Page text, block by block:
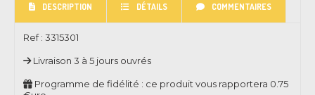
DESCRIPTION DÉTAILS COMMENTAIRES
Ref : 3315301
Livraison 3 à 5 jours ouvrés
Programme de fidélité : ce produit vous rapportera 0.75